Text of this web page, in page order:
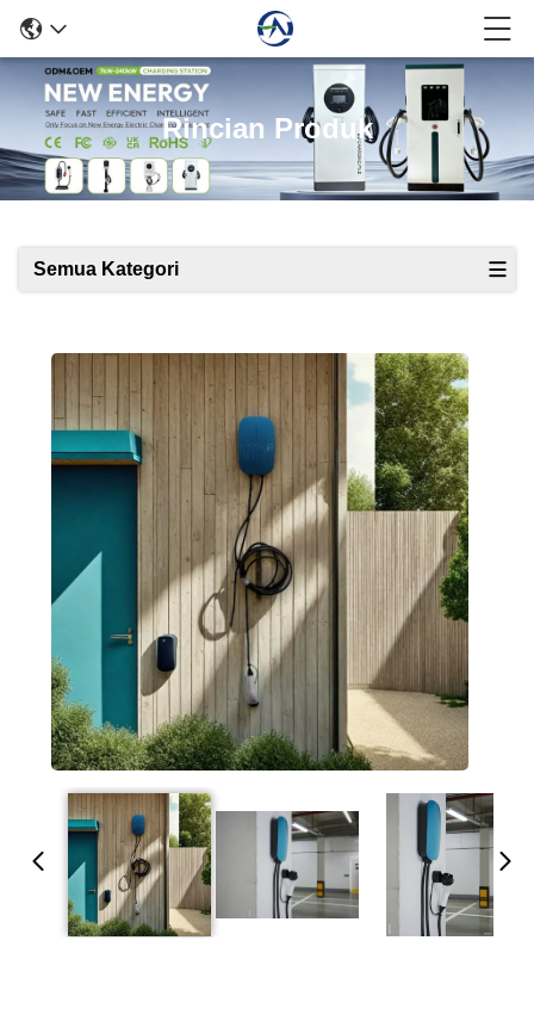
Rincian Produk
Semua Kategori